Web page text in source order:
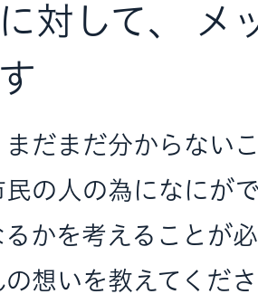
対して、 メ
まだまだ分からない
民の人の為になにが
かを考えることが
の想いを教えてくだ